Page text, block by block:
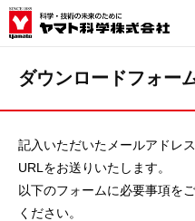
ダウンロードフォー
記入いただいたメールアドレ
URLをお送りいたします。
以下のフォームに必要事項を
ください。